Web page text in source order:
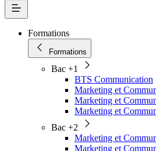
Formations
Formations
Bac +1
BTS Communication
Marketing et
Marketing et
Marketing et
Bac +2
Marketing et
Marketing et